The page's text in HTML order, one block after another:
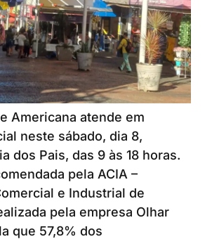
Americana atende em
neste sábado, dia 8,
dos Pais, das 9 às 18 horas.
pela ACIA –
e Industrial de
pela empresa Olhar
que 57,8% dos